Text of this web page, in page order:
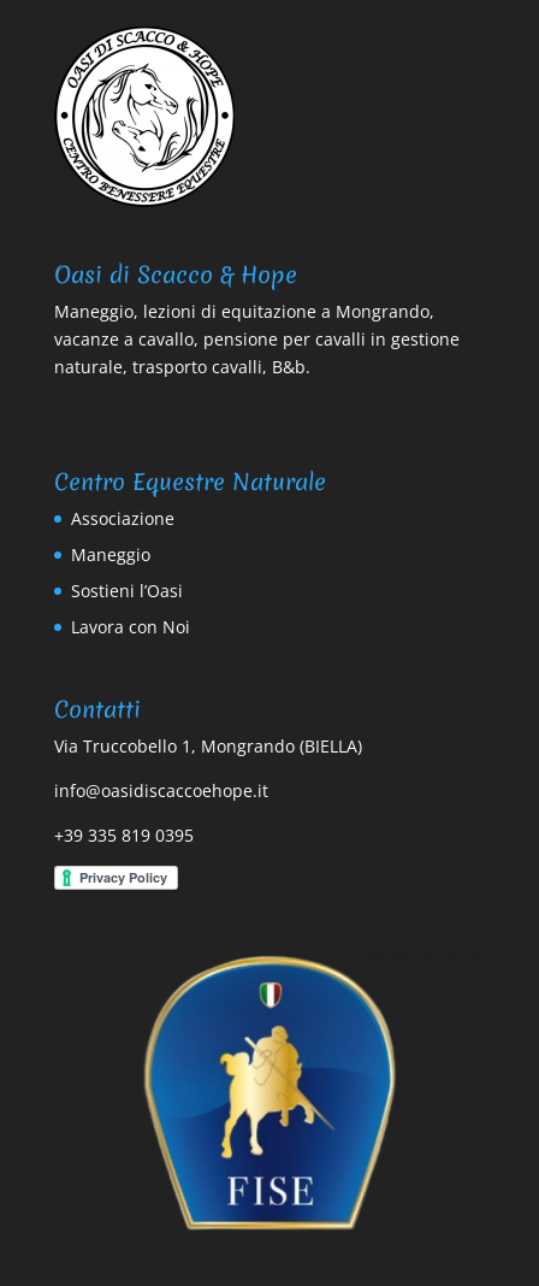
Oasi di Scacco & Hope
Maneggio, lezioni di equitazione a Mongrando,
vacanze a cavallo, pensione per cavalli in gestione
naturale, trasporto cavalli, B&b.
Centro Equestre Naturale
Associazione
Maneggio
Sostieni l’Oasi
Lavora con Noi
Contatti
Via Truccobello 1, Mongrando (BIELLA)
info@oasidiscaccoehope.it
+39 335 819 0395